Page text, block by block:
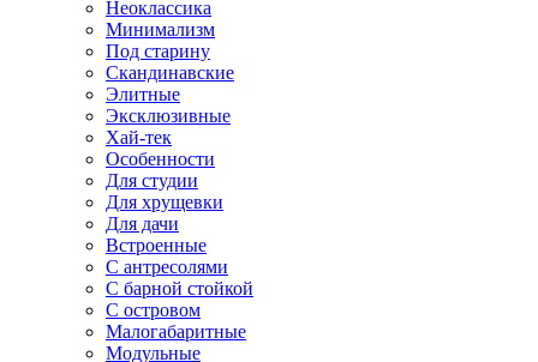
Неоклассика
Минимализм
Под старину
Скандинавские
Элитные
Эксклюзивные
Хай-тек
Особенности
Для студии
Для хрущевки
Для дачи
Встроенные
С антресолями
С барной стойкой
С островом
Малогабаритные
Модульные